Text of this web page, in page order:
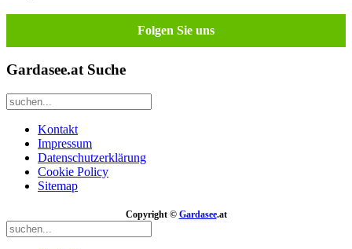
Folgen Sie uns
Gardasee.at Suche
Kontakt
Impressum
Datenschutzerklärung
Cookie Policy
Sitemap
Copyright © Gardasee.at